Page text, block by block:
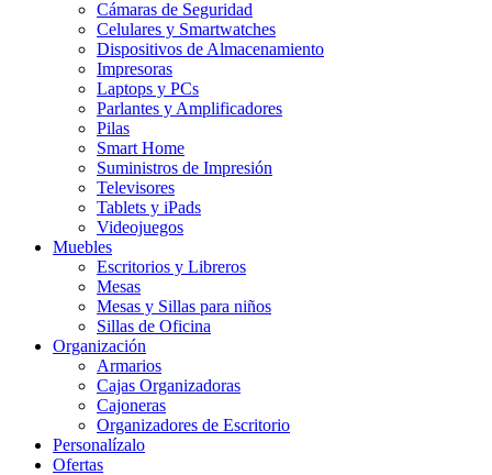
Cámaras de Seguridad
Celulares y Smartwatches
Dispositivos de Almacenamiento
Impresoras
Laptops y PCs
Parlantes y Amplificadores
Pilas
Smart Home
Suministros de Impresión
Televisores
Tablets y iPads
Videojuegos
Muebles
Escritorios y Libreros
Mesas
Mesas y Sillas para niños
Sillas de Oficina
Organización
Armarios
Cajas Organizadoras
Cajoneras
Organizadores de Escritorio
Personalízalo
Ofertas